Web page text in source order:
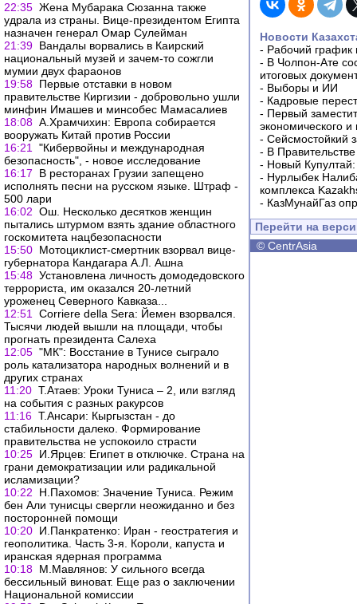
22:35 Жена Мубарака Сюзанна также
удрала из страны. Вице-президентом Египта
назначен генерал Омар Сулейман
21:39 Вандалы ворвались в Каирский
национальный музей и зачем-то сожгли
мумии двух фараонов
19:58 Первые отставки в новом
правительстве Киргизии - добровольно ушли
минфин Имашев и минсобес Мамасалиев
18:08 А.Храмчихин: Европа собирается
вооружать Китай против России
16:21
"Кибервойны и международная
безопасность", - новое исследование
16:17
В ресторанах Грузии запещено
исполнять песни на русском языке. Штраф -
500 лари
16:02 Ош. Несколько десятков женщин
пытались штурмом взять здание областного
госкомитета нацбезопасности
15:50 Мотоциклист-смертник взорвал вице-
губернатора Кандагара А.Л. Ашна
15:48 Установлена личность домодедовского
террориста, им оказался 20-летний
уроженец Северного Кавказа...
12:51
Corriere della Sera: Йемен взорвался.
Тысячи людей вышли на площади, чтобы
прогнать президента Салеха
12:05 "МК": Восстание в Тунисе сыграло
роль катализатора народных волнений и в
других странах
11:20 Т.Атаев: Уроки Туниса – 2, или взгляд
на события с разных ракурсов
11:16 Т.Ансари: Кыргызстан - до
стабильности далеко. Формирование
правительства не успокоило страсти
10:25 И.Ярцев: Египет в отключке. Страна на
грани демократизации или радикальной
исламизации?
10:22
Н.Пахомов: Значение Туниса. Режим
бен Али тунисцы свергли неожиданно и без
посторонней помощи
10:20 И.Панкратенко: Иран - геостратегия и
геополитика. Часть 3-я. Короли, капуста и
иранская ядерная программа
10:18 М.Мавлянов: У сильного всегда
бессильный виноват. Еще раз о заключении
Национальной комиссии
Новости
- Рабочий график
- В Чолпон-Ате
итоговых
- Выборы и ИИ
- Кадровые
- Первый
экономического
- Сейсмостойкий
- В
- Новый
- Нурлыбек
комплекса
- КазМунайГаз
Перейти на
© CentrAsia